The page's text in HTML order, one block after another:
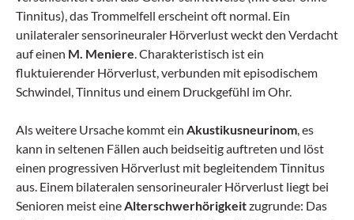
Tinnitus), das Trommelfell erscheint oft normal. Ein
unilateraler sensorineuraler Hörverlust weckt den Verdacht
auf einen M. Meniere . Charakteristisch ist ein
fluktuierender Hörverlust, verbunden mit episodischem
Schwindel, Tinnitus und einem Druckgefühl im Ohr.
Als weitere Ursache kommt ein Akustikusneurinom , es
kann in seltenen Fällen auch beidseitig auftreten und löst
einen progressiven Hörverlust mit begleitendem Tinnitus
aus. Einem bilateralen sensorineuraler Hörverlust liegt bei
Senioren meist eine Alterschwerhörigkeitzugrunde: Das